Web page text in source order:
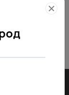
для